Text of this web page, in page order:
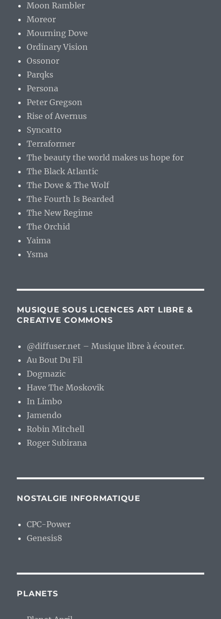
Moon Rambler
Moreor
Mourning Dove
Ordinary Vision
Ossonor
Parqks
Persona
Peter Gregson
Rise of Avernus
Syncatto
Terraformer
The beauty the world makes us hope for
The Black Atlantic
The Dove & The Wolf
The Fourth Is Bearded
The New Regime
The Orchid
Yaima
Ysma
MUSIQUE SOUS LICENCES ART LIBRE &
CREATIVE COMMONS
@diffuser.net – Musique libre à écouter.
Au Bout Du Fil
Dogmazic
Have The Moskovik
In Limbo
Jamendo
Robin Mitchell
Roger Subirana
NOSTALGIE INFORMATIQUE
CPC-Power
Genesis8
PLANETS